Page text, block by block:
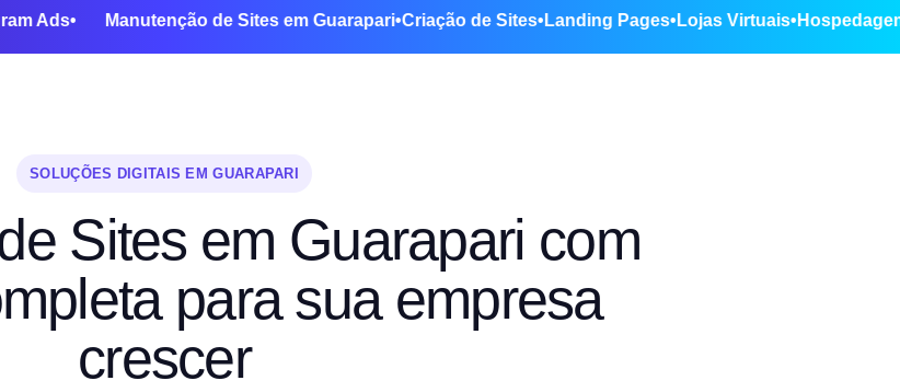
Instagram Ads• Manutenção de Sites em Guarapari•Criação de Sites•Landing Pages•Lojas Virtuais•
SOLUÇÕES DIGITAIS EM GUARAPARI
Sites em Guarapari com
para sua empresa
crescer